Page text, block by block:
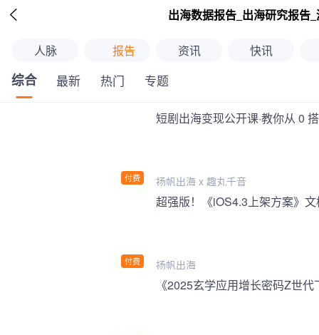
 出海数据报告_出海研究报告
人脉 报告 资讯 快讯
综合 最新 热门 专题
付费
短剧出海变现公开课·教你从 0
扬帆出海 x 趣丸千音
付费 扬帆出海
《2025玄学应用增长密码Z世